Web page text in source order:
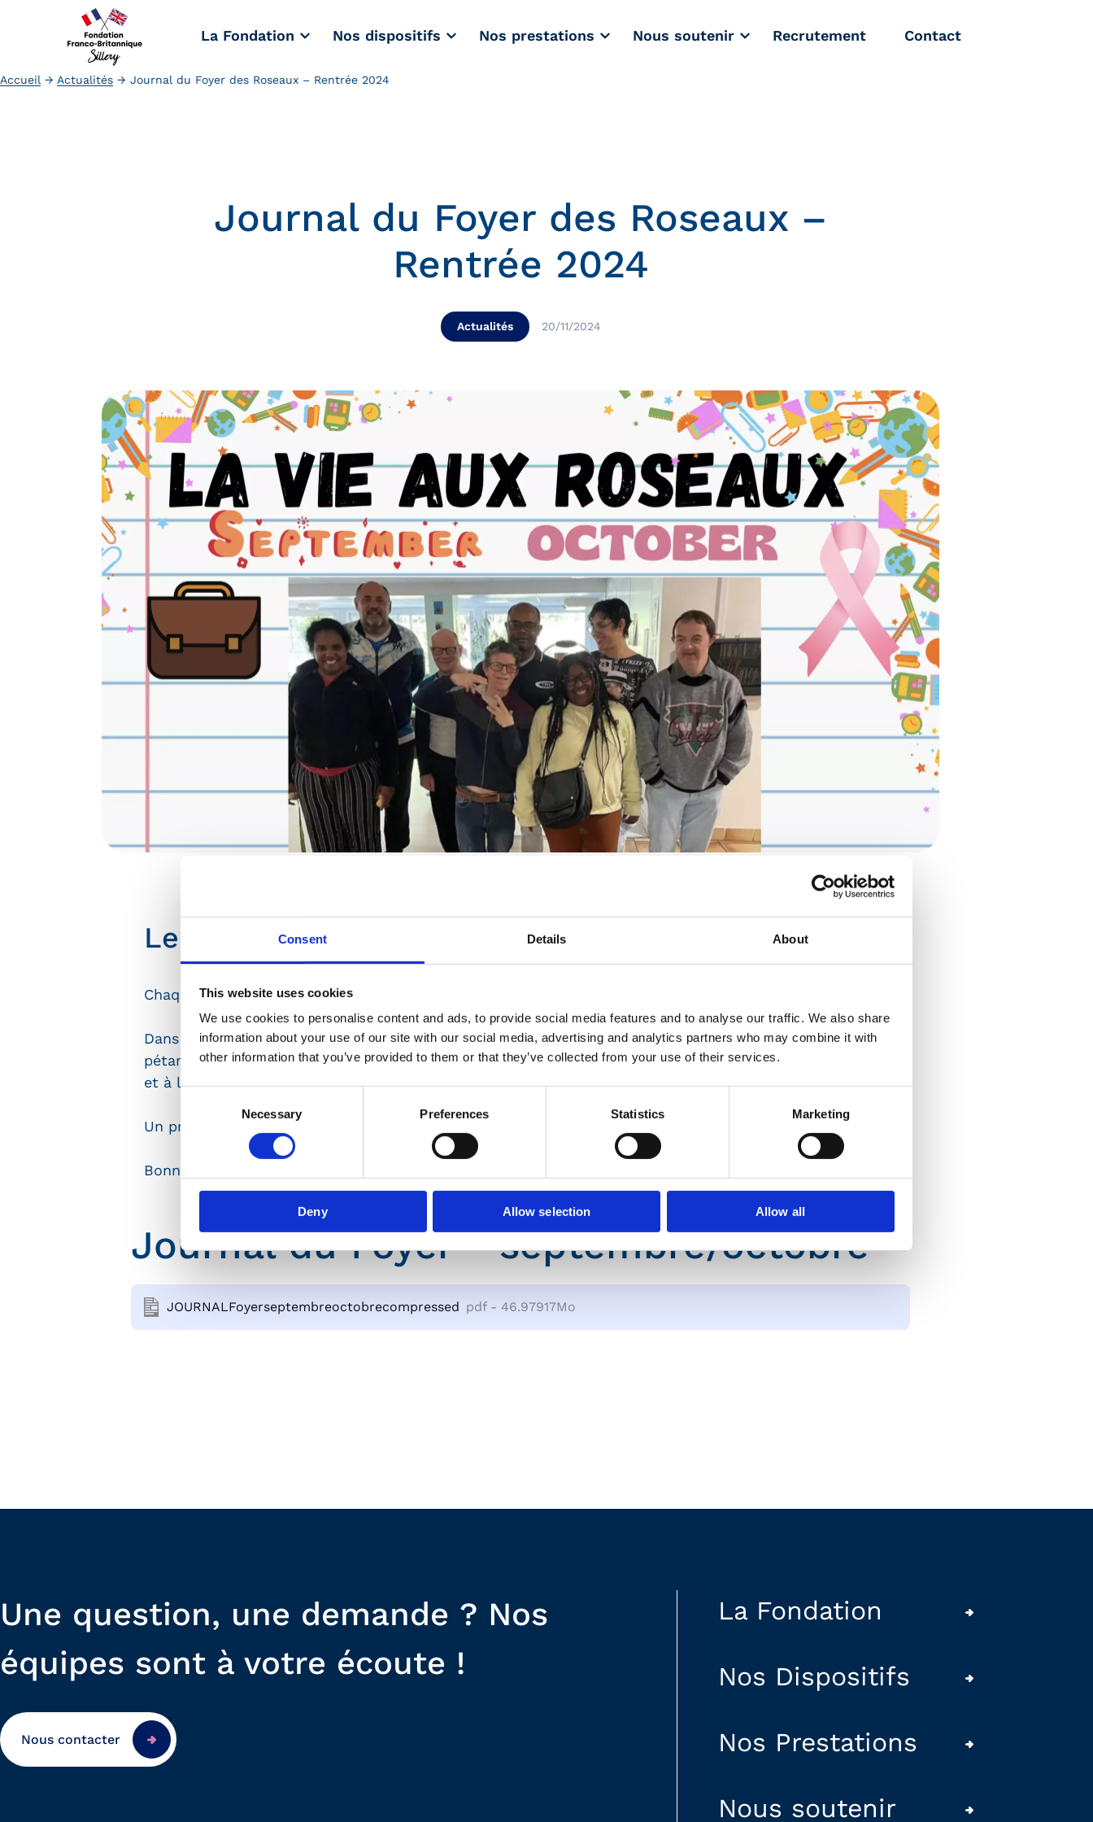
Consent Details About
This website uses cookies
We use cookies to personalise content and ads, to provide social media features and to analyse our traffic. We also share
information about your use of our site with our social media, advertising and analytics partners who may combine it with
other information that you’ve provided to them or that they’ve collected from your use of their services.
Necessary Preferences Statistics Marketing
Deny Allow selection Allow all
La Fondation Nos dispositifs Nos prestations Nous soutenir Recrutement Contact
Accueil → Actualités → Journal du Foyer des Roseaux – Rentrée 2024
Journal du Foyer des Roseaux –
Rentrée 2024
Actualités 20/11/2024
Le nouveau journal du Foyer
Chaque jour au Foyer des Roseaux est une nouvelle aventure à partager.
Dans ce nouveau journal, découvrez un aperçu de leur quotidien : séances de yoga, tournois de
pétanque, sorties sportives au Trampoline Park et au bowling, sans oublier une journée au Futuroscope
et à la Journée du Patrimoine au château de Sillery.
Un programme riche et varié, toujours rempli de bonne humeur et de découvertes.
Bonne lecture et rendez-vous bientôt pour la suite !
Journal du Foyer - septembre/octobre
JOURNALFoyerseptembreoctobrecompressed pdf - 46.97917Mo
Une question, une demande ? Nos
équipes sont à votre écoute !
Nous contacter
La Fondation
Nos Dispositifs
Nos Prestations
Nous soutenir